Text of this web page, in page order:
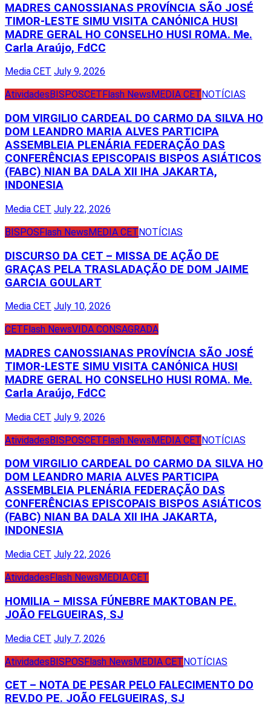
MADRES CANOSSIANAS PROVÍNCIA SÃO JOSÉ
TIMOR-LESTE SIMU VISITA CANÓNICA HUSI
MADRE GERAL HO CONSELHO HUSI ROMA. Me.
Carla Araújo, FdCC
Media CET July 9, 2026
Atividades BISPOSCET Flash News MEDIA CET NOTÍCIAS
DOM VIRGILIO CARDEAL DO CARMO DA SILVA HO
DOM LEANDRO MARIA ALVES PARTICIPA
ASSEMBLEIA PLENÁRIA FEDERAÇÃO DAS
CONFERÊNCIAS EPISCOPAIS BISPOS ASIÁTICOS
(FABC) NIAN BA DALA XII IHA JAKARTA,
INDONESIA
Media CET July 22, 2026
BISPOSFlash NewsMEDIA CETNOTÍCIAS
DISCURSO DA CET – MISSA DE AÇÃO DE
GRAÇAS PELA TRASLADAÇÃO DE DOM JAIME
GARCIA GOULART
Media CET July 10, 2026
CET Flash NewsVIDA CONSAGRADA
MADRES CANOSSIANAS PROVÍNCIA SÃO JOSÉ
TIMOR-LESTE SIMU VISITA CANÓNICA HUSI
MADRE GERAL HO CONSELHO HUSI ROMA. Me.
Carla Araújo, FdCC
Media CET July 9, 2026
AtividadesBISPOSCETFlash NewsMEDIA CETNOTÍCIAS
DOM VIRGILIO CARDEAL DO CARMO DA SILVA HO
DOM LEANDRO MARIA ALVES PARTICIPA
ASSEMBLEIA PLENÁRIA FEDERAÇÃO DAS
CONFERÊNCIAS EPISCOPAIS BISPOS ASIÁTICOS
(FABC) NIAN BA DALA XII IHA JAKARTA,
INDONESIA
Media CET July 22, 2026
Atividades Flash News MEDIA CET
HOMILIA – MISSA FÚNEBRE MAKTOBAN PE.
JOÃO FELGUEIRAS, SJ
Media CET July 7, 2026
AtividadesBISPOSFlash NewsMEDIA CETNOTÍCIAS
CET – NOTA DE PESAR PELO FALECIMENTO DO
REV.DO PE. JOÃO FELGUEIRAS, SJ